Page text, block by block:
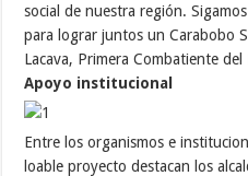
social de nuestra región.
para lograr juntos un Carabobo
Lacava, Primera Combatiente del
Apoyo institucional
Entre los organismos e
loable proyecto destacan los